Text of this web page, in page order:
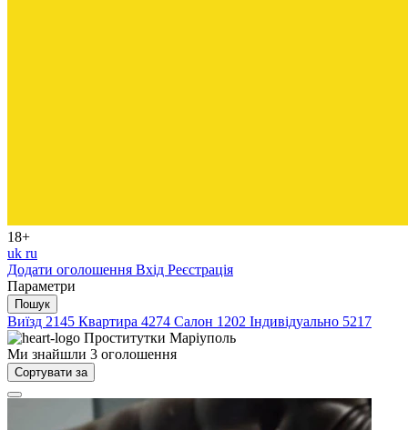
18+
uk ru
Додати оголошення Вхід Реєстрація
Параметри
Пошук
Виїзд 2145 Квартира 4274 Салон 1202 Індивідуально 5217
Проститутки Маріуполь
Ми знайшли 3 оголошення
Сортувати за